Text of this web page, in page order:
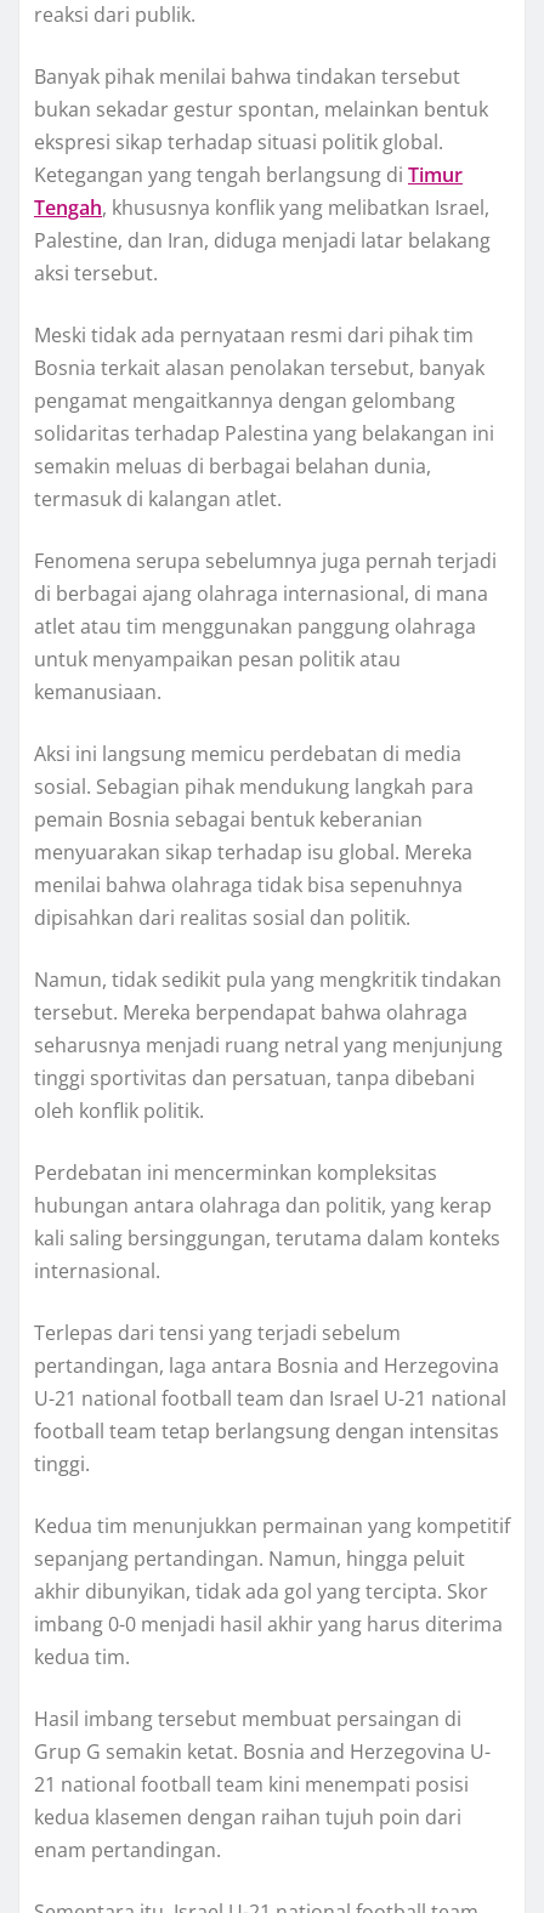
reaksi dari publik.
Banyak pihak menilai bahwa tindakan tersebut
bukan sekadar gestur spontan, melainkan bentuk
ekspresi sikap terhadap situasi politik global.
Ketegangan yang tengah berlangsung di Timur
Tengah, khususnya konflik yang melibatkan Israel,
Palestine, dan Iran, diduga menjadi latar belakang
aksi tersebut.
Meski tidak ada pernyataan resmi dari pihak tim
Bosnia terkait alasan penolakan tersebut, banyak
pengamat mengaitkannya dengan gelombang
solidaritas terhadap Palestina yang belakangan ini
semakin meluas di berbagai belahan dunia,
termasuk di kalangan atlet.
Fenomena serupa sebelumnya juga pernah terjadi
di berbagai ajang olahraga internasional, di mana
atlet atau tim menggunakan panggung olahraga
untuk menyampaikan pesan politik atau
kemanusiaan.
Aksi ini langsung memicu perdebatan di media
sosial. Sebagian pihak mendukung langkah para
pemain Bosnia sebagai bentuk keberanian
menyuarakan sikap terhadap isu global. Mereka
menilai bahwa olahraga tidak bisa sepenuhnya
dipisahkan dari realitas sosial dan politik.
Namun, tidak sedikit pula yang mengkritik tindakan
tersebut. Mereka berpendapat bahwa olahraga
seharusnya menjadi ruang netral yang menjunjung
tinggi sportivitas dan persatuan, tanpa dibebani
oleh konflik politik.
Perdebatan ini mencerminkan kompleksitas
hubungan antara olahraga dan politik, yang kerap
kali saling bersinggungan, terutama dalam konteks
internasional.
Terlepas dari tensi yang terjadi sebelum
pertandingan, laga antara Bosnia and Herzegovina
U-21 national football team dan Israel U-21 national
football team tetap berlangsung dengan intensitas
tinggi.
Kedua tim menunjukkan permainan yang kompetitif
sepanjang pertandingan. Namun, hingga peluit
akhir dibunyikan, tidak ada gol yang tercipta. Skor
imbang 0-0 menjadi hasil akhir yang harus diterima
kedua tim.
Hasil imbang tersebut membuat persaingan di
Grup G semakin ketat. Bosnia and Herzegovina U-
21 national football team kini menempati posisi
kedua klasemen dengan raihan tujuh poin dari
enam pertandingan.